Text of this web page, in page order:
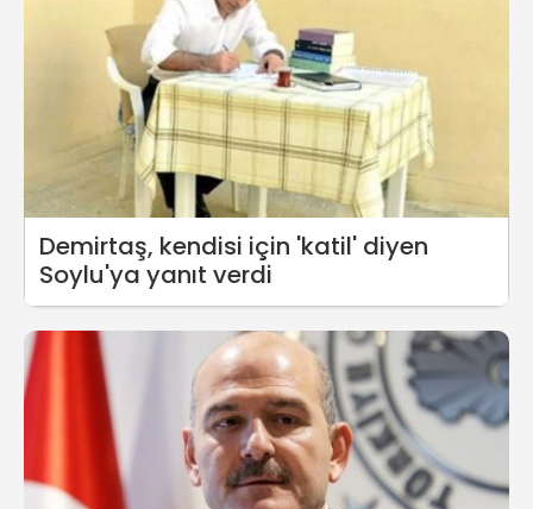
Demirtaş, kendisi için 'katil' diyen
Soylu'ya yanıt verdi